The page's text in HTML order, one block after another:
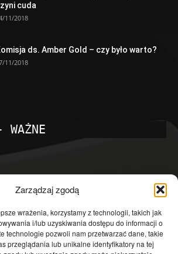
Zarządzaj zgodą
wrażenia, korzystamy z technologii, takich jak
i/lub uzyskiwania dostępu do informacji o
technologie pozwoli nam przetwarzać dane, takie
przeglądania lub unikalne identyfikatory na tej
cuda
11/2018
ds. Amber Gold – czy było warto?
11/2018
4601
4363
3639